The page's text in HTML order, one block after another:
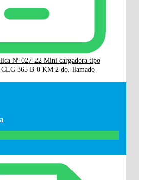
Nº 027-22 Mini cargadora tipo
365 B 0 KM 2 do. llamado